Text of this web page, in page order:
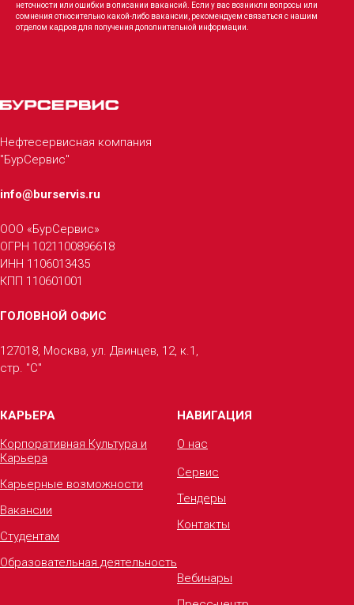
неточности или ошибки в описании вакансий. Если у вас возникли вопросы или
сомнения относительно какой-либо вакансии, рекомендуем связаться с нашим
отделом кадров для получения дополнительной информации.
Нефтесервисная компания
"БурСервис"
info@burservis.ru
ООО «БурСервис»
ОГРН 1021100896618
ИНН 1106013435
КПП 110601001
ГОЛОВНОЙ ОФИС
127018, Москва, ул. Двинцев, 12, к.1,
стр. "С"
КАРЬЕРА
Корпоративная Культура и
Карьера
Карьерные возможности
Вакансии
Студентам
Образовательная деятельность
НАВИГАЦИЯ
О нас
Сервис
Тендеры
Контакты
Вебинары